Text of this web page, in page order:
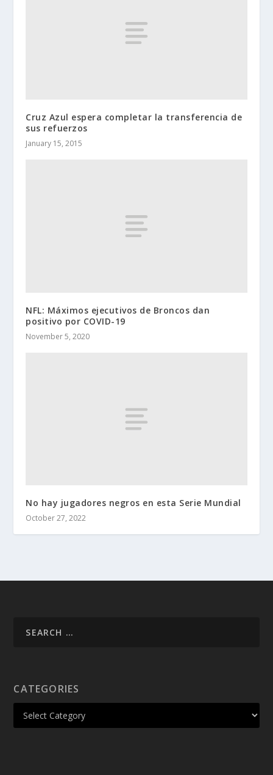
Cruz Azul espera completar la transferencia de
sus refuerzos
January 15, 2015
NFL: Máximos ejecutivos de Broncos dan
positivo por COVID-19
November 5, 2020
No hay jugadores negros en esta Serie Mundial
October 27, 2022
CATEGORIES